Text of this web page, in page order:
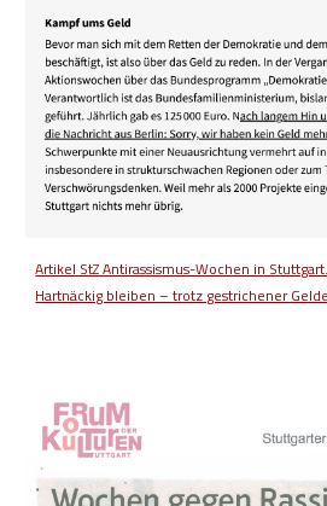
Artikel StZ Antirassismus-Wochen in Stuttgart.
Hartnäckig bleiben – trotz gestrichener